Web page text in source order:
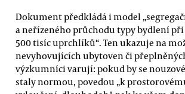
Dokument předkládá i model
a neřízeného průchodu typy bydlení
500 tisíc uprchlíků“. Ten ukazuje na
nevyhovujících ubytoven či
výzkumníci varují: pokud by se
staly normou, povedou „k